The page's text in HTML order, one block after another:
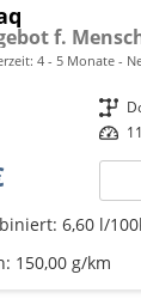
4 - 5 Monate
Getriebe
Leistung
6,60 l/
150,00 g/km